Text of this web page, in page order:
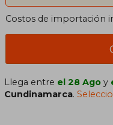
Costos de importación
Llega entre el 28 Ago y
Cundinamarca.